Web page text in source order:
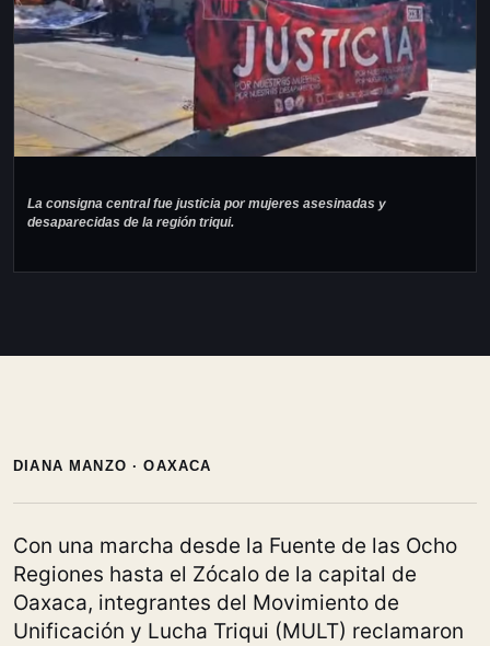
La consigna central fue justicia por mujeres asesinadas y
desaparecidas de la región triqui.
DIANA MANZO · OAXACA
Con una marcha desde la Fuente de las Ocho
Regiones hasta el Zócalo de la capital de
Oaxaca, integrantes del Movimiento de
Unificación y Lucha Triqui (MULT) reclamaron